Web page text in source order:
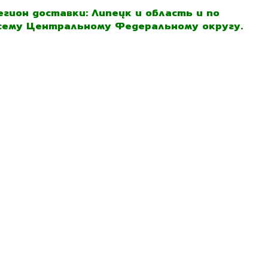
доставки: Липецк и область и по
Центральному Федеральному округу.